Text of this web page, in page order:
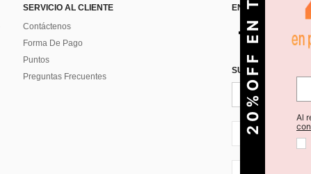
SERVICIO AL CLIENTE
Contáctenos
Forma De Pago
Puntos
Preguntas Frecuentes
ENCUÉNTRANOS
SUSCRÍBETE
CL + 56
2
0
%
O
F
F
E
N
T
U
P
R
I
M
E
R
P
E
D
I
D Al